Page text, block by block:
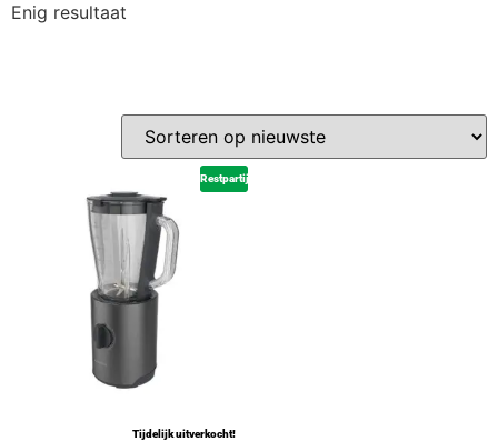
Enig resultaat
Restpartij
Tijdelijk uitverkocht!